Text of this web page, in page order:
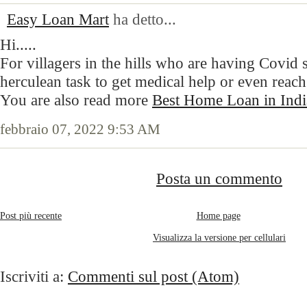
Easy Loan Mart ha detto...
Hi.....
For villagers in the hills who are having Covid
herculean task to get medical help or even
You are also read more Best Home Loan in
febbraio 07, 2022 9:53 AM
Posta un commento
Post più recente
Home page
Visualizza la versione per cellulari
Iscriviti a: Commenti sul post (Atom)